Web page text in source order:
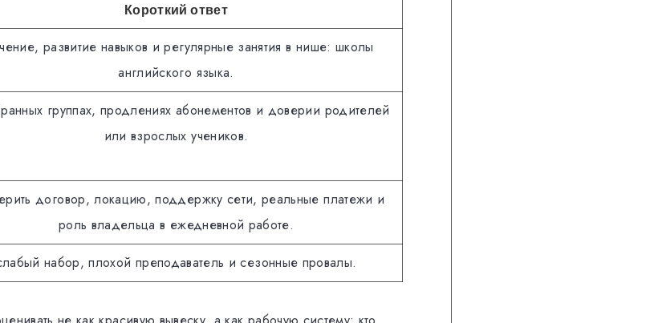
Короткий ответ
развитие навыков и регулярные занятия в нише: школы
английского языка.
группах, продлениях абонементов и доверии родителей
или взрослых учеников.
договор, локацию, поддержку сети, реальные платежи и
роль владельца в ежедневной работе.
набор, плохой преподаватель и сезонные провалы.